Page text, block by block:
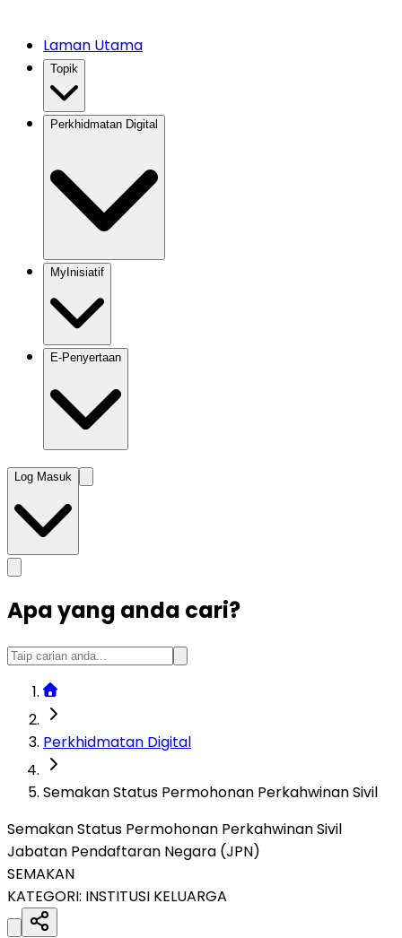
Laman Utama
Topik
Perkhidmatan Digital
MyInisiatif
E-Penyertaan
Log Masuk
Apa yang anda cari?
Perkhidmatan Digital
Semakan Status Permohonan Perkahwinan Sivil
Semakan Status Permohonan Perkahwinan Sivil
Jabatan Pendaftaran Negara (JPN)
SEMAKAN
KATEGORI: INSTITUSI KELUARGA